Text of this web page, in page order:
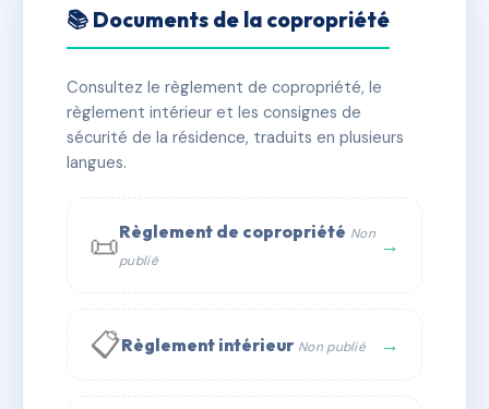
CHATOUILLAT - MS16408
✓ Immatriculée 🏠 7 lots 🏗 1 bâtiment(s)
📞 Contacter Syndic Digital
📚 Documents de la copropriété
Consultez le règlement de copropriété, le
règlement intérieur et les consignes de
sécurité de la résidence, traduits en plusieurs
langues.
📜Règlement de copropriété Non
publié
→
📋Règlement intérieur Non publié →